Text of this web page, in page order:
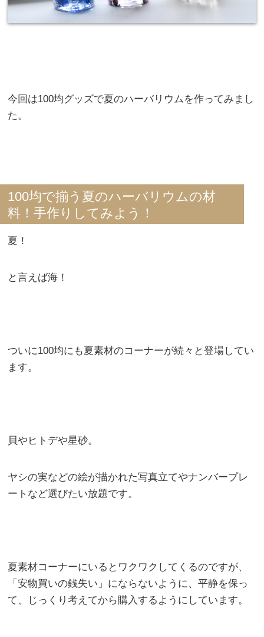
今回は100均グッズで夏のハーバリウムを作ってみまし
た。
100均で揃う夏のハーバリウムの材
料！手作りしてみよう！
夏！
と言えば海！
ついに100均にも夏素材のコーナーが続々と登場してい
ます。
貝やヒトデや星砂。
ヤシの実などの絵が描かれた写真立てやナンバープレ
ートなど選びたい放題です。
夏素材コーナーにいるとワクワクしてくるのですが、
「安物買いの銭失い」にならないように、平静を保っ
て、じっくり考えてから購入するようにしています。